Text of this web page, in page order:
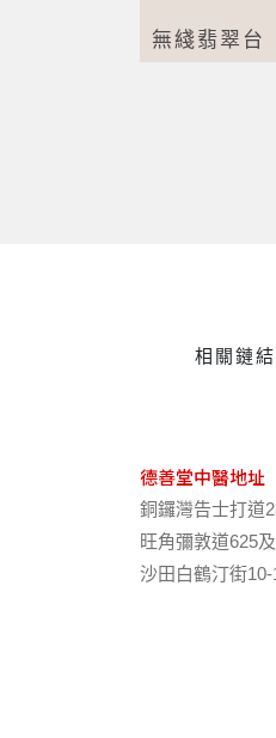
無綫翡翠台
相關鏈結
德善堂中醫地址
銅鑼灣告士打道
旺角彌敦道625
沙田白鶴汀街